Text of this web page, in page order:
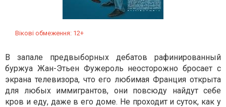
Вікові обмеження: 12+
В запале предвыборных дебатов рафинированный
буржуа Жан-Этьен Фужероль неосторожно бросает с
экрана телевизора, что его любимая Франция открыта
для любых иммигрантов, они повсюду найдут себе
кров и еду, даже в его доме. Не проходит и суток, как у